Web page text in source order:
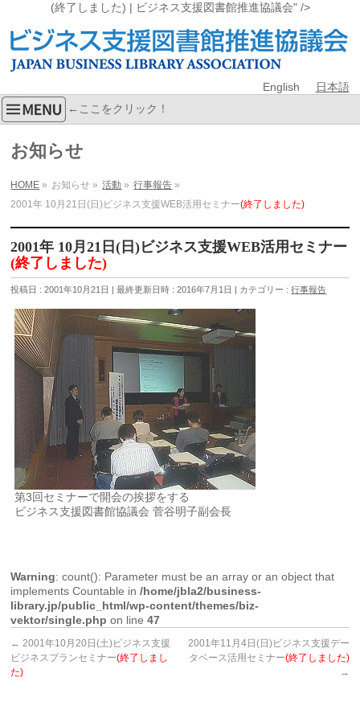
(終了しました) | ビジネス支援図書館推進協議会" />
English 日本語
←ここをクリック！
お知らせ
HOME » お知らせ » 活動 » 行事報告 »
2001年 10月21日(日)ビジネス支援WEB活用セミナー(終了しました)
2001年 10月21日(日)ビジネス支援WEB活用セミナー
(終了しました)
投稿日 : 2001年10月21日 最終更新日時 : 2016年7月1日 カテゴリー :行事報告
第3回セミナーで開会の挨拶をする
ビジネス支援図書館協議会 菅谷明子副会長
Warning: count(): Parameter must be an array or an object that
implements Countable in/home/jbla2/business-
library.jp/public_html/wp-content/themes/biz-
vektor/single.php on line47
← 2001年10月20日(土)ビジネス支援
ビジネスプランセミナー(終了しまし
た)
2001年11月4日(日)ビジネス支援デー
タベース活用セミナー(終了しました)
→